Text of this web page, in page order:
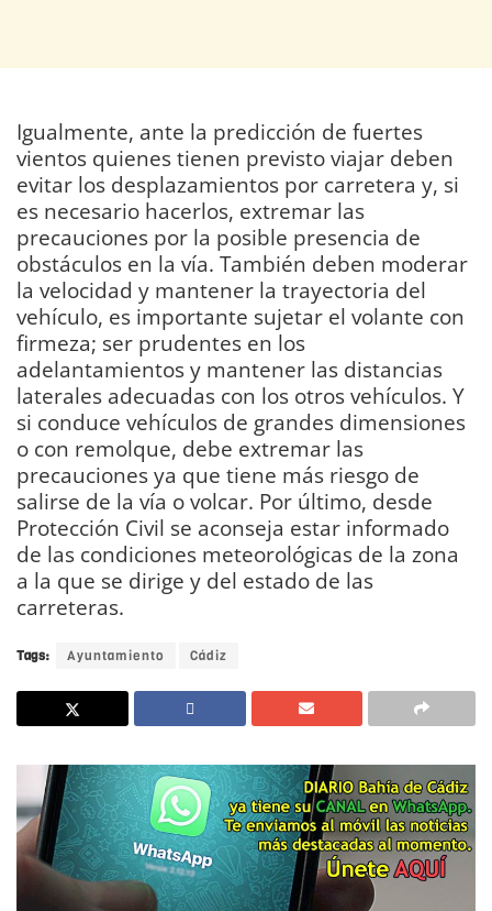
Igualmente, ante la predicción de fuertes
vientos quienes tienen previsto viajar deben
evitar los desplazamientos por carretera y, si
es necesario hacerlos, extremar las
precauciones por la posible presencia de
obstáculos en la vía. También deben moderar
la velocidad y mantener la trayectoria del
vehículo, es importante sujetar el volante con
firmeza; ser prudentes en los
adelantamientos y mantener las distancias
laterales adecuadas con los otros vehículos. Y
si conduce vehículos de grandes dimensiones
o con remolque, debe extremar las
precauciones ya que tiene más riesgo de
salirse de la vía o volcar. Por último, desde
Protección Civil se aconseja estar informado
de las condiciones meteorológicas de la zona
a la que se dirige y del estado de las
carreteras.
Tags: Ayuntamiento Cádiz